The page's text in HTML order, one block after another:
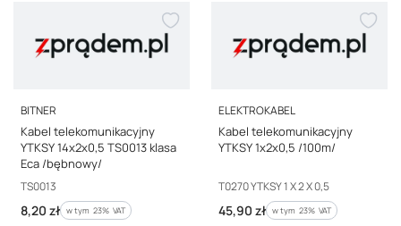
PRODUCENT
BITNER
Kabel telekomunikacyjny
YTKSY 14x2x0,5 TS0013 klasa
Eca /bębnowy/
Kod producenta
TS0013
Cena brutto
8,20 zł w tym %s VAT
w tym 23% VAT
PRODUCENT
ELEKTROKABEL
Kabel telekomunikacyjny
YTKSY 1x2x0,5 /100m/
Kod producenta
T0270 YTKSY 1 X 2 X 0,5
Cena brutto
45,90 zł w tym %s VAT
w tym 23% VAT